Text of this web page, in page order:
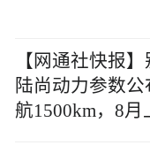
【网通社快报
陆尚动力参数
航1500km，8月